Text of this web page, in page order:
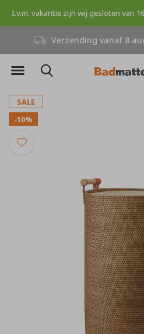
Verzending vanaf 8
SALE
-10%